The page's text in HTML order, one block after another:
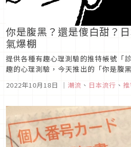
你是腹黑？還是傻白甜？
氣爆棚
提供各種有趣心理測驗的推特帳號「
趣的心理測驗，今天推出的「你是腹
試你的腹黑指數吧！
2022年10月18日 ｜ 潮流 、 日本流行 、